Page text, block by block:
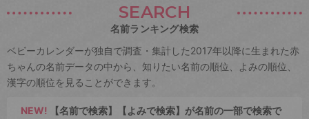
SEARCH
名前ランキング検索
ベビーカレンダーが独自で調査・集計した2017年以降に生まれた赤
ちゃんの名前データの中から、知りたい名前の順位、よみの順位、
漢字の順位を見ることができます。
NEW! 【名前で検索】【よみで検索】が名前の一部で検索で